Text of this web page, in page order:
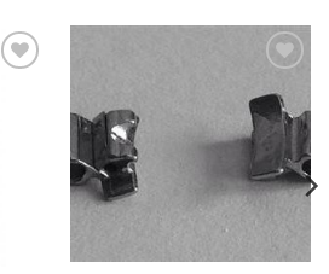
alla lista
dei
desideri